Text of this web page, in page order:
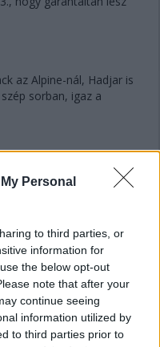
Personal
to third parties, or
information for
the below opt-out
note that after your
continue seeing
information utilized by
to third parties prior to
az Alpine-nál, Hadjar is
sorban, igaz a
mondja. Antonelli
cserét tervez a
tudták leszedni a
után a tökutolsó
benne van, hogy egyedül
a